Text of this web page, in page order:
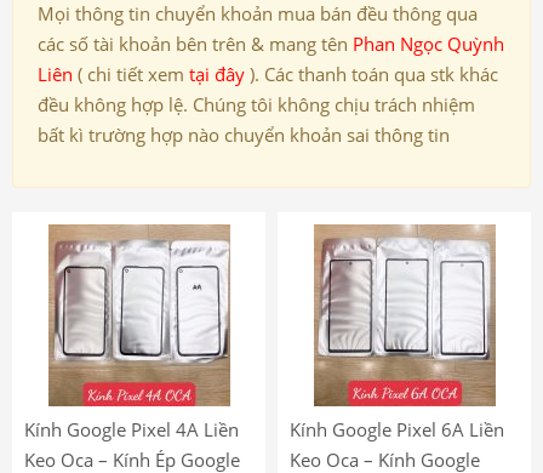
Mọi thông tin chuyển khoản mua bán đều thông qua
các số tài khoản bên trên & mang tên Phan Ngọc Quỳnh
Liên ( chi tiết xem tại đây ). Các thanh toán qua stk khác
đều không hợp lệ. Chúng tôi không chịu trách nhiệm
bất kì trường hợp nào chuyển khoản sai thông tin
Kính Google Pixel 4A Liền
Keo Oca – Kính Ép Google
Kính Google Pixel 6A Liền
Keo Oca – Kính Google